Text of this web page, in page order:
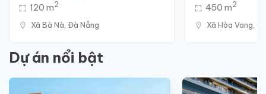
120 m2
Xã‍ Bà‍ Nà, Đà Nẵng
450 m2
Xã‍ Hòa‍ Vang,
Dự án nổi bật